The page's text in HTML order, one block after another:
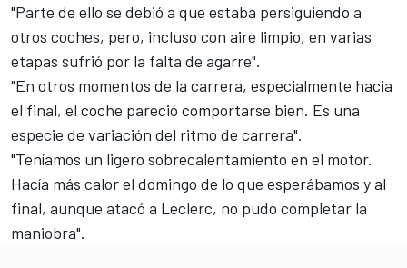
"Parte de ello se debió a que estaba persiguiendo a
otros coches, pero, incluso con aire limpio, en varias
etapas sufrió por la falta de agarre".
"En otros momentos de la carrera, especialmente hacia
el final, el coche pareció comportarse bien. Es una
especie de variación del ritmo de carrera".
"Teníamos un ligero sobrecalentamiento en el motor.
Hacía más calor el domingo de lo que esperábamos y al
final, aunque atacó a Leclerc, no pudo completar la
maniobra".